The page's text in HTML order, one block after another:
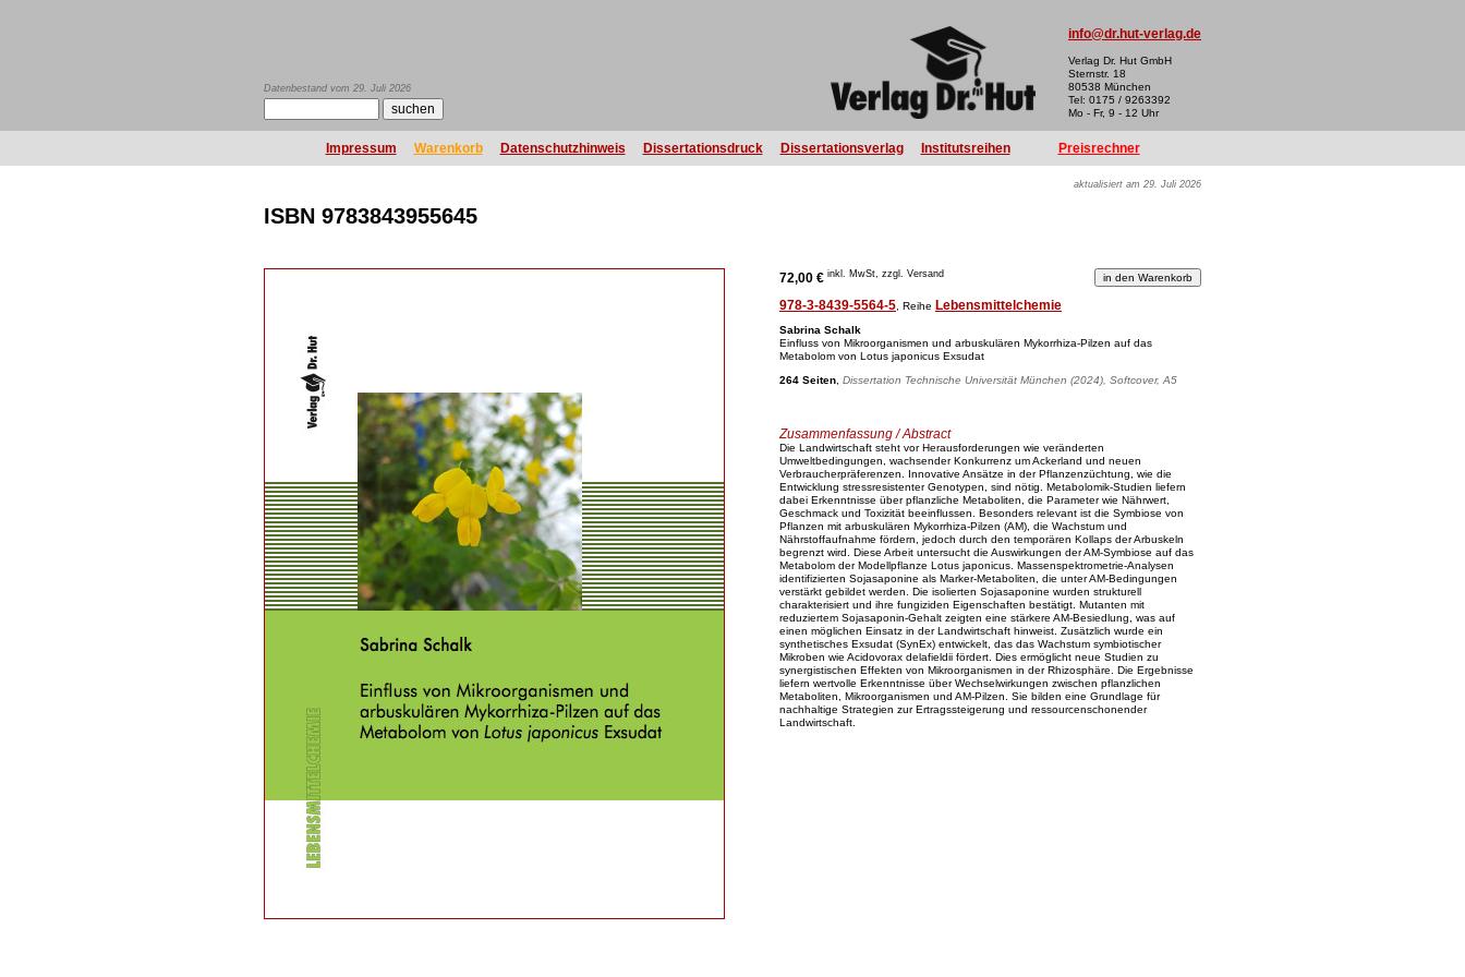
Datenbestand vom 29. Juli 2026
info@dr.hut-verlag.de
Verlag Dr. Hut GmbH
Sternstr. 18
80538 München
Tel: 0175 / 9263392
Mo - Fr, 9 - 12 Uhr
Impressum Warenkorb Datenschutzhinweis Dissertationsdruck Dissertationsverlag Institutsreihen Preisrechner
aktualisiert am 29. Juli 2026
ISBN 9783843955645
72,00 € inkl. MwSt, zzgl. Versand
978-3-8439-5564-5 , Reihe Lebensmittelchemie
Sabrina Schalk
Einfluss von Mikroorganismen und arbuskulären Mykorrhiza-Pilzen auf das
Metabolom von Lotus japonicus Exsudat
264 Seiten Dissertation Technische Universität München (2024), Softcover, A5
Zusammenfassung / Abstract
Die Landwirtschaft steht vor Herausforderungen wie veränderten
Umweltbedingungen, wachsender Konkurrenz um Ackerland und neuen
Verbraucherpräferenzen. Innovative Ansätze in der Pflanzenzüchtung, wie die
Entwicklung stressresistenter Genotypen, sind nötig. Metabolomik-Studien liefern
dabei Erkenntnisse über pflanzliche Metaboliten, die Parameter wie Nährwert,
Geschmack und Toxizität beeinflussen. Besonders relevant ist die Symbiose von
Pflanzen mit arbuskulären Mykorrhiza-Pilzen (AM), die Wachstum und
Nährstoffaufnahme fördern, jedoch durch den temporären Kollaps der Arbuskeln
begrenzt wird. Diese Arbeit untersucht die Auswirkungen der AM-Symbiose auf das
Metabolom der Modellpflanze Lotus japonicus. Massenspektrometrie-Analysen
identifizierten Sojasaponine als Marker-Metaboliten, die unter AM-Bedingungen
verstärkt gebildet werden. Die isolierten Sojasaponine wurden strukturell
charakterisiert und ihre fungiziden Eigenschaften bestätigt. Mutanten mit
reduziertem Sojasaponin-Gehalt zeigten eine stärkere AM-Besiedlung, was auf
einen möglichen Einsatz in der Landwirtschaft hinweist. Zusätzlich wurde ein
synthetisches Exsudat (SynEx) entwickelt, das das Wachstum symbiotischer
Mikroben wie Acidovorax delafieldii fördert. Dies ermöglicht neue Studien zu
synergistischen Effekten von Mikroorganismen in der Rhizosphäre. Die Ergebnisse
liefern wertvolle Erkenntnisse über Wechselwirkungen zwischen pflanzlichen
Metaboliten, Mikroorganismen und AM-Pilzen. Sie bilden eine Grundlage für
nachhaltige Strategien zur Ertragssteigerung und ressourcenschonender
Landwirtschaft.